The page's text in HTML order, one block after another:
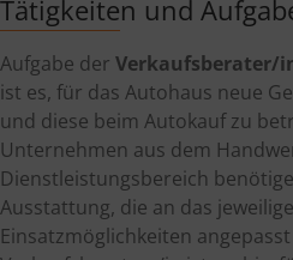
Tätigkeiten und
Aufgabe der Verkaufsberater/
ist es, für das Autohaus neue
und diese beim Autokauf zu
Unternehmen aus dem
Dienstleistungsbereich
Ausstattung, die an das
Einsatzmöglichkeiten